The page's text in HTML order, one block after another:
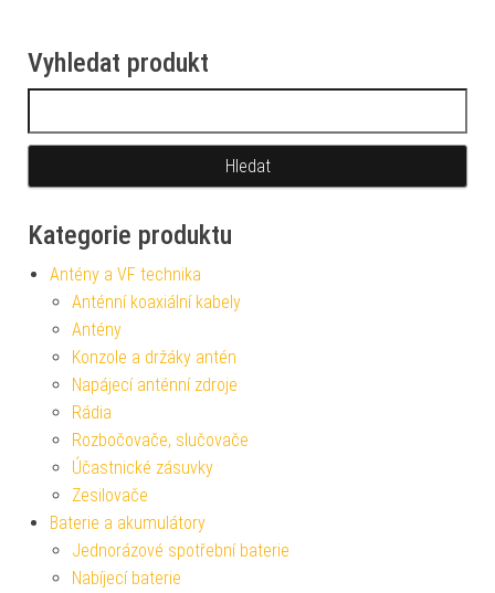
Vyhledat produkt
Kategorie produktu
Antény a VF technika
Anténní koaxiální kabely
Antény
Konzole a držáky antén
Napájecí anténní zdroje
Rádia
Rozbočovače, slučovače
Účastnické zásuvky
Zesilovače
Baterie a akumulátory
Jednorázové spotřební baterie
Nabíjecí baterie